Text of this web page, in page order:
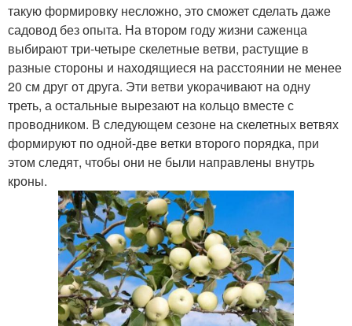
такую формировку несложно, это сможет сделать даже
садовод без опыта. На втором году жизни саженца
выбирают три-четыре скелетные ветви, растущие в
разные стороны и находящиеся на расстоянии не менее
20 см друг от друга. Эти ветви укорачивают на одну
треть, а остальные вырезают на кольцо вместе с
проводником. В следующем сезоне на скелетных ветвях
формируют по одной-две ветки второго порядка, при
этом следят, чтобы они не были направлены внутрь
кроны.